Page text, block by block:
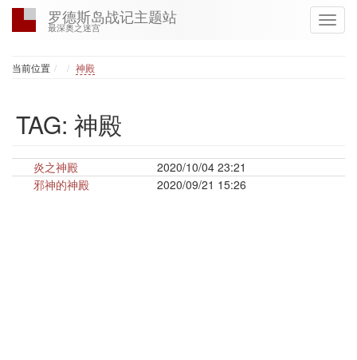
罗德斯岛战记主题站
最深奥之迷宫
当前位置 Home
神殿
TAG: 神殿
炎之神殿
2020/10/04 23:21
邪神的神殿
2020/09/21 15:26